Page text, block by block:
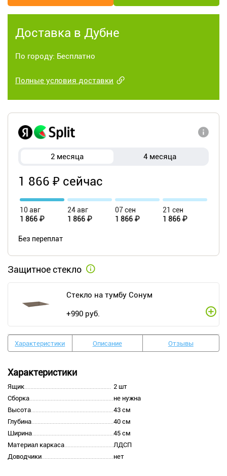
Доставка в Дубне
По городу: Бесплатно
Полные условия доставки
2 месяца 4 месяца
1 866 ₽ сейчас
10 авг
1 866 ₽
24 авг
1 866 ₽
07 сен
1 866 ₽
21 сен
1 866 ₽
Без переплат
Защитное стекло
Стекло на тумбу Сонум
+990 руб.
Характеристики Описание Отзывы
Характеристики
Ящик
2 шт
Сборка
не нужна
Высота
43 см
Глубина
40 см
Ширина
45 см
Материал каркаса
ЛДСП
Доводчики
нет